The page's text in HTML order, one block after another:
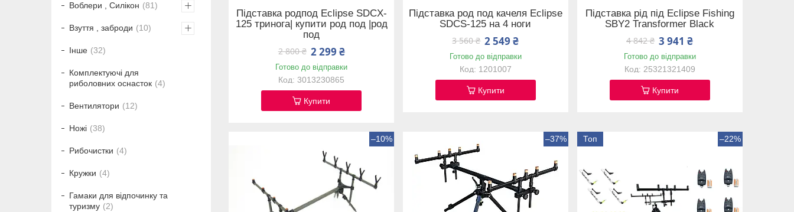
Підставка родпод Eclipse SDCX-
125 тринога| купити род под |род
под
2 800 ₴ 2 299 ₴
Готово до відправки
3013230865
Купити
Підставка род под качеля Eclipse
SDCS-125 на 4 ноги
3 560 ₴ 2 549 ₴
Готово до відправки
1201007
Купити
Підставка рід під Eclipse Fishing
SBY2 Transformer Black
4 842 ₴ 3 941 ₴
Готово до відправки
25321321409
Купити
–10% –37% Топ –22%
Воблери , Силікон 81
Взуття , заброди 10
Інше 32
Комплектуючі для
риболовних оснасток
4
Вентилятори 12
Ножі 38
Рибочистки 4
Кружки 4
Гамаки для відпочинку та
туризму
2